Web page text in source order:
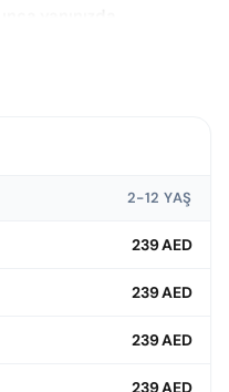
2-12 YAŞ
239 AED
239 AED
239 AED
239 AED